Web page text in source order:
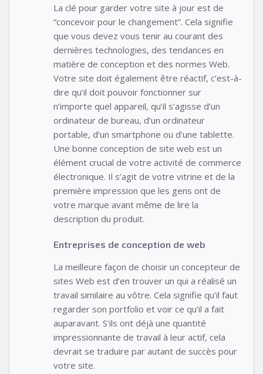
La clé pour garder votre site à jour est de
“concevoir pour le changement”. Cela signifie
que vous devez vous tenir au courant des
dernières technologies, des tendances en
matière de conception et des normes Web.
Votre site doit également être réactif, c’est-à-
dire qu’il doit pouvoir fonctionner sur
n’importe quel appareil, qu’il s’agisse d’un
ordinateur de bureau, d’un ordinateur
portable, d’un smartphone ou d’une tablette.
Une bonne conception de site web est un
élément crucial de votre activité de commerce
électronique. Il s’agit de votre vitrine et de la
première impression que les gens ont de
votre marque avant même de lire la
description du produit.
Entreprises de conception de web
La meilleure façon de choisir un concepteur de
sites Web est d’en trouver un qui a réalisé un
travail similaire au vôtre. Cela signifie qu’il faut
regarder son portfolio et voir ce qu’il a fait
auparavant. S’ils ont déjà une quantité
impressionnante de travail à leur actif, cela
devrait se traduire par autant de succès pour
votre site.